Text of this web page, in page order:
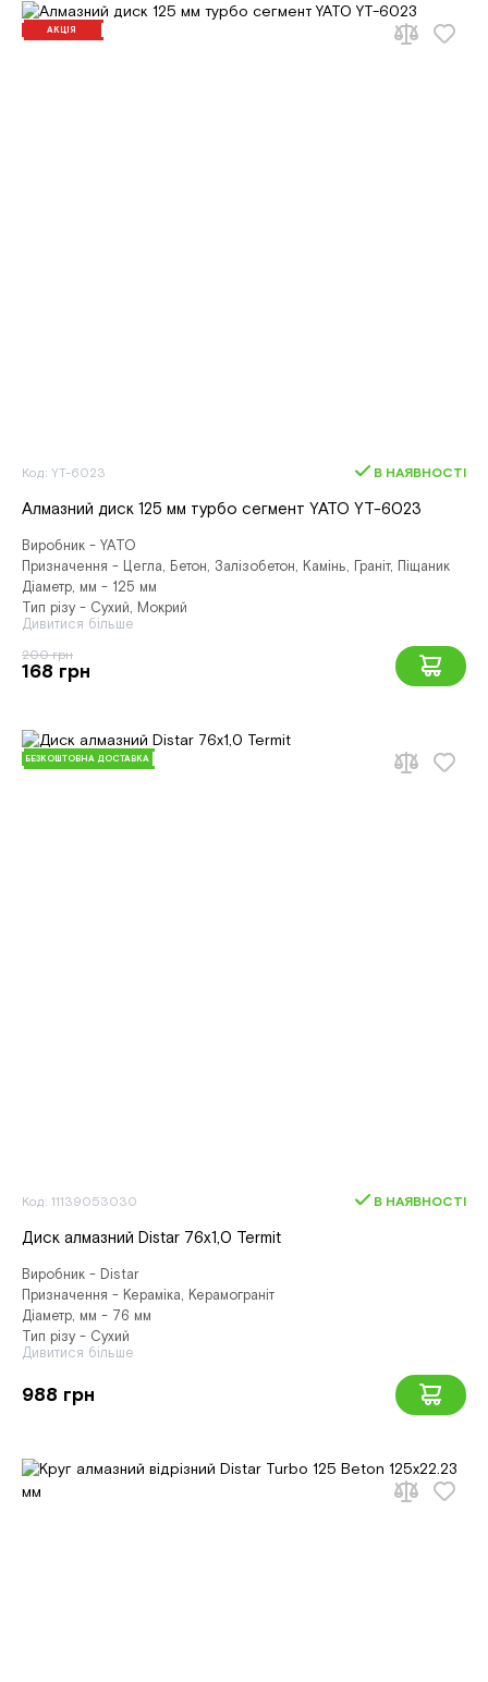
АКЦІЯ
Код: YT-6023 В НАЯВНОСТІ
Алмазний диск 125 мм турбо сегмент YATO YT-6023
Виробник - YATO
Призначення - Цегла, Бетон, Залізобетон, Камінь, Граніт, Піщаник
Діаметр, мм - 125 мм
Тип різу - Сухий, Мокрий
Дивитися більше
200 грн
168 грн
БЕЗКОШТОВНА ДОСТАВКА
Код: 11139053030 В НАЯВНОСТІ
Диск алмазний Distar 76x1,0 Termit
Виробник - Distar
Призначення - Кераміка, Керамограніт
Діаметр, мм - 76 мм
Тип різу - Сухий
Дивитися більше
988 грн